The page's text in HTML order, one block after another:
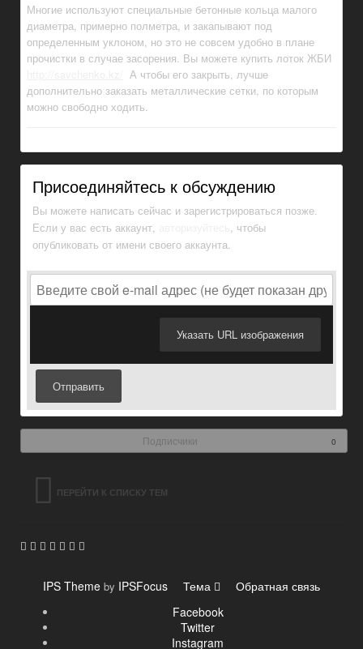
Многие используют специальные бетонные кольца малого
диаметра, примерно полметра, и закапывают под
определенным уклоном, но это не совсем удобно в плане
прочистки в случае засорения. Вы можете купить лоток ЖБИ
А чтобы его закрыть, лучше
дополнительно заказать металлические сетки, по которым
можно свободно ходить.
Присоединяйтесь к обсуждению
Вы можете написать сейчас и зарегистрироваться позже.
Если у вас есть аккаунт,
, чтобы
опубликовать от имени своего аккаунта.
Указать URL изображения
Отправить
Подписчики 0
ПЕРЕЙТИ К СПИСКУ ТЕМ
IPS Theme by IPSFocus Тема
Обратная связь
Facebook
Twitter
Instagram